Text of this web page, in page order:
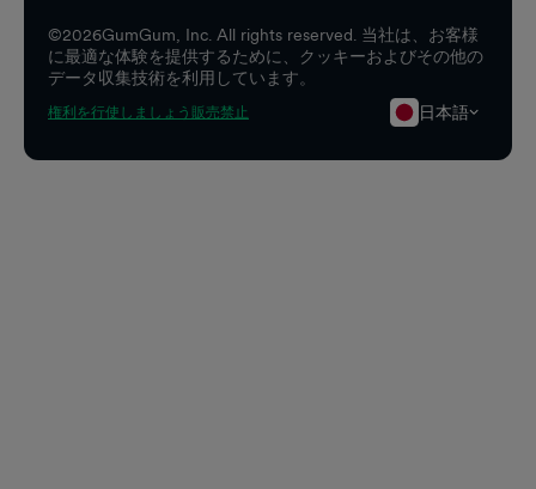
©2026GumGum, Inc. All rights reserved. 当社は、お客様
に最適な体験を提供するために、クッキーおよびその他の
データ収集技術を利用しています。
権利を行使しましょう 販売禁止 日本語